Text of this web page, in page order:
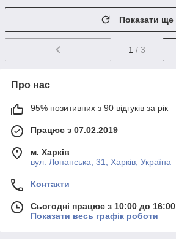
Показати ще
1 / 3
Про нас
95% позитивних з 90 відгуків за рік
Працює з 07.02.2019
м. Харків
вул. Лопанська, 31, Харків, Україна
Контакти
Сьогодні працює з 10:00 до 16:00
Показати весь графік роботи